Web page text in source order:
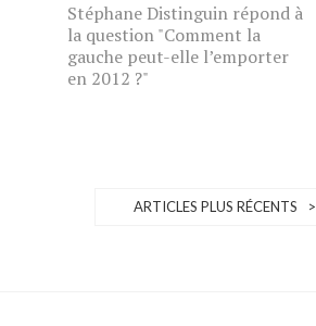
Stéphane Distinguin répond à
la question "Comment la
gauche peut-elle l’emporter
en 2012 ?"
ARTICLES PLUS RÉCENTS >